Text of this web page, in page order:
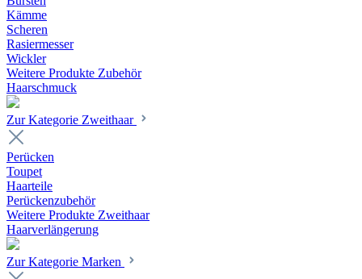
Kämme
Scheren
Rasiermesser
Wickler
Weitere Produkte Zubehör
Haarschmuck
Zur Kategorie Zweithaar
Perücken
Toupet
Haarteile
Perückenzubehör
Weitere Produkte Zweithaar
Haarverlängerung
Zur Kategorie Marken